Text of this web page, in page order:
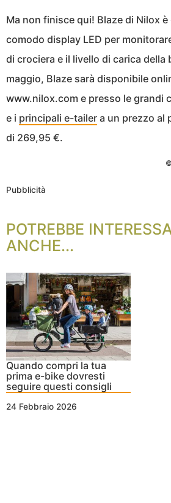
Ma non finisce qui! Blaze di Nilox
comodo display LED per
di crociera e il livello di carica della
maggio, Blaze sarà disponibile
www.nilox.com e presso le grandi
e i principali e-tailer a un prezzo al
di 269,95 €.
Pubblicità
POTREBBE
ANCHE...
Quando compri la tua
prima e-bike dovresti
seguire questi consigli
24 Febbraio 2026